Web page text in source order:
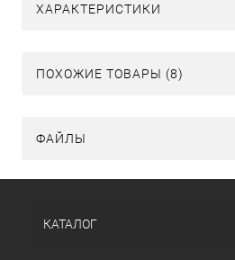
ХАРАКТЕРИСТИКИ
ПОХОЖИЕ ТОВАРЫ (8)
ФАЙЛЫ
КАТАЛОГ